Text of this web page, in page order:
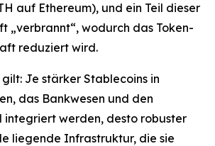
auf Ethereum), und ein Teil dieser
„verbrannt“, wodurch das Token-
reduziert wird.
Je stärker Stablecoins in
das Bankwesen und den
werden, desto robuster
liegende Infrastruktur, die sie